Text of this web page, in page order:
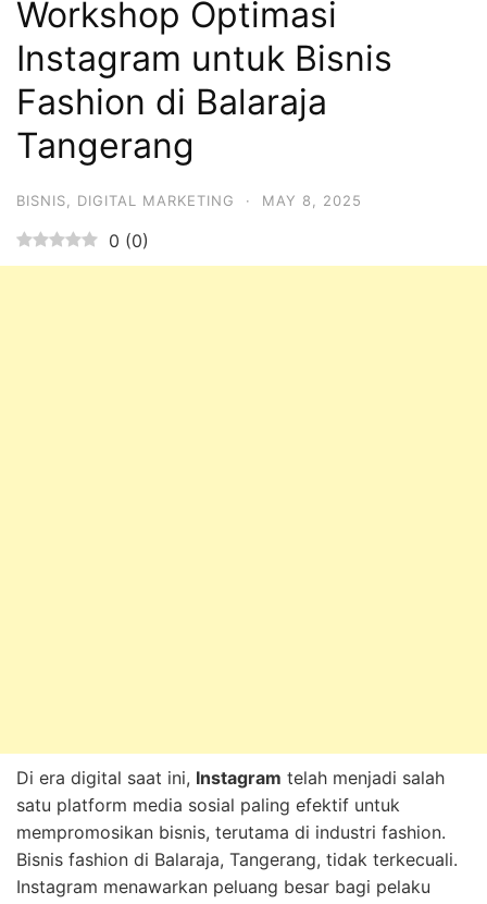
Workshop Optimasi
Instagram untuk Bisnis
Fashion di Balaraja
Tangerang
BISNIS DIGITAL MARKETING · MAY 8, 2025
0 (0)
Di era digital saat ini, Instagram telah menjadi salah
satu platform media sosial paling efektif untuk
mempromosikan bisnis, terutama di industri fashion.
Bisnis fashion di Balaraja, Tangerang, tidak terkecuali.
Instagram menawarkan peluang besar bagi pelaku